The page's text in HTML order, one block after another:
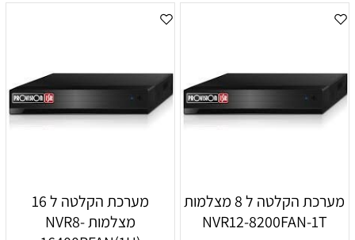
מערכת הקלטה ל 8 מצלמות
NVR12-8200FAN-1T
מערכת הקלטה ל 16
מצלמות NVR8-